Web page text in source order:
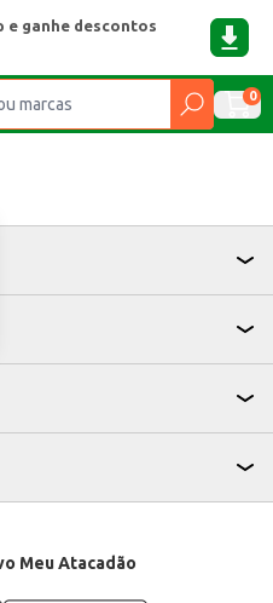
e ganhe descontos
0
Meu Atacadão